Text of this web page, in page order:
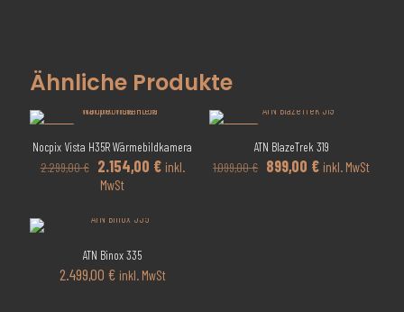
Ähnliche Produkte
Nocpix Vista H35R Wärmebildkamera
2.299,00€
Ursprünglicher
Preis
2.299,00 €
2.154,00 €Aktueller
inkl.
MwSt
ATN BlazeTrek 319
1.099,00€ Ursprünglicher
899,00 €Aktueller
inkl. MwSt
ATN Binox 335
2.499,00 € inkl. MwSt